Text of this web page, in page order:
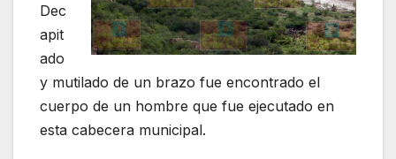
Dec
apit
ado
y mutilado de un brazo fue encontrado el
cuerpo de un hombre que fue ejecutado en
esta cabecera municipal.